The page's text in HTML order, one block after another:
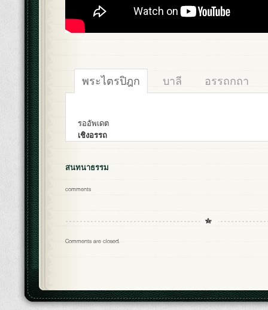
พระไตรปิฎก บาลี อรรถกถา
รออัพเดต
เชิงอรรถ
สนทนาธรรม
comments
Comments are closed.